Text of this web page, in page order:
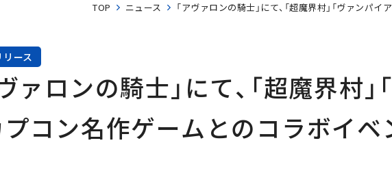
TOP ニュース 「アヴァロンの騎士」にて、「超魔界村」「ヴァンパ
ース
ァロンの騎士」にて、「超魔界村
コン名作ゲームとのコラボイベ